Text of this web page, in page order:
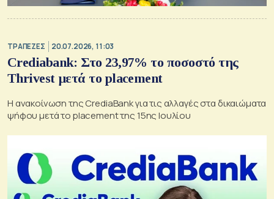
ΤΡΑΠΕΖΕΣ 20.07.2026, 11:03
Crediabank: Στο 23,97% το ποσοστό της
Thrivest μετά το placement
Η ανακοίνωση της CrediaBank για τις αλλαγές στα δικαιώματα
ψήφου μετά το placement της 15ης Ιουλίου